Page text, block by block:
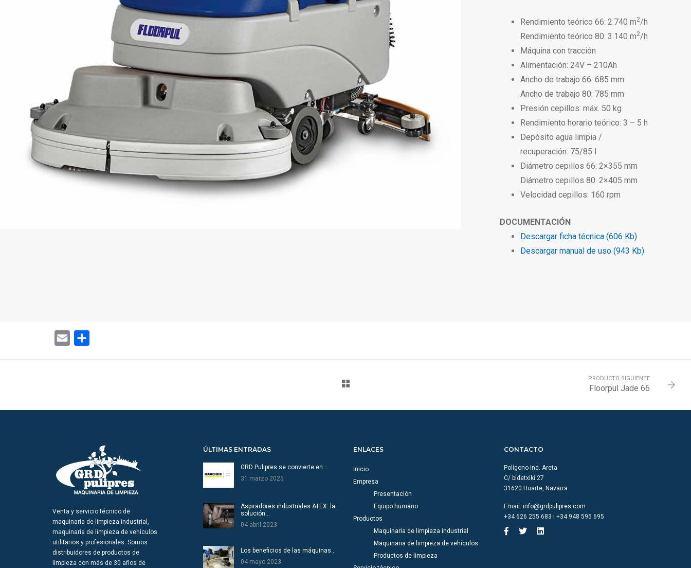
Rendimiento teórico 66: 2.740 m2/h
Rendimiento teórico 80: 3.140 m2/h
Máquina con tracción
Alimentación: 24V – 210Ah
Ancho de trabajo 66: 685 mm
Ancho de trabajo 80: 785 mm
Presión cepillos: máx. 50 kg
Rendimiento horario teórico: 3 – 5 h
Depósito agua limpia /
recuperación: 75/85 l
Diámetro cepillos 66: 2×355 mm
Diámetro cepillos 80: 2×405 mm
Velocidad cepillos: 160 rpm
DOCUMENTACIÓN
Descargar ficha técnica (606 Kb)
Descargar manual de uso (943 Kb)
Email
PRODUCTO SIGUIENTE
Floorpul Jade 66
Venta y servicio técnico de
maquinaria de limpieza industrial,
maquinaria de limpieza de vehículos
utilitarios y profesionales. Somos
distribuidores de productos de
limpieza con más de 30 años de
ÚLTIMAS ENTRADAS
GRD Pulipres se convierte en…
31 marzo 2025
Aspiradores industriales ATEX: la
solución…
04 abril 2023
Los beneficios de las máquinas…
04 mayo 2023
ENLACES
Inicio
Empresa
Presentación
Equipo humano
Productos
Maquinaria de limpieza industrial
Maquinaria de limpieza de vehículos
Productos de limpieza
CONTACTO
Polígono ind. Areta
C/ bidetxiki 27
31620 Huarte, Navarra
Email: info@grdpulipres.com
+34 626 255 683 i +34 948 595 695